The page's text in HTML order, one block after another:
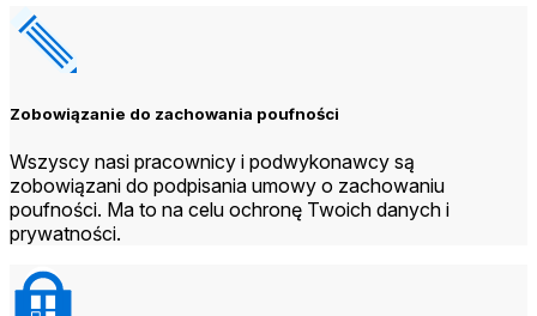
Zobowiązanie do zachowania poufności
Wszyscy nasi pracownicy i podwykonawcy są
zobowiązani do podpisania umowy o zachowaniu
poufności. Ma to na celu ochronę Twoich danych i
prywatności.